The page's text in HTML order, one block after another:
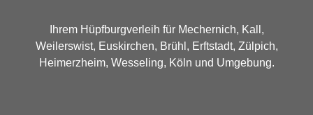
Ihrem Hüpfburgverleih für Mechernich, Kall,
Weilerswist, Euskirchen, Brühl, Erftstadt, Zülpich,
Heimerzheim, Wesseling, Köln und Umgebung.